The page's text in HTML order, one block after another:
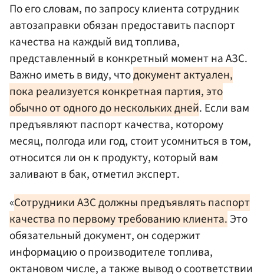
По его словам, по запросу клиента сотрудник
автозаправки обязан предоставить паспорт
качества на каждый вид топлива,
представленный в конкретный момент на АЗС.
Важно иметь в виду, чтодокумент актуален,
пока реализуется конкретная партия, это
обычно от одного до нескольких дней. Если вам
предъявляют паспорт качества, которому
месяц, полгода или год, стоит усомниться в том,
относится ли он к продукту, который вам
заливают в бак, отметил эксперт.
«Сотрудники АЗС должны предъявлять паспорт
качества по первому требованию клиента.Это
обязательный документ, он содержит
информацию о производителе топлива,
октановом числе, а также вывод о соответствии